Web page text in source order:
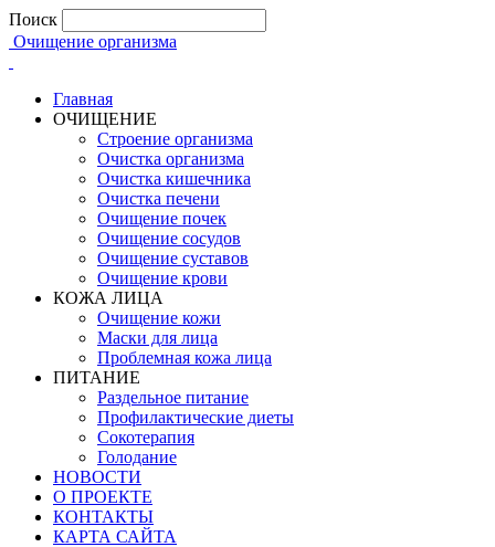
Поиск
Очищение организма
Главная
ОЧИЩЕНИЕ
Строение организма
Очистка организма
Очистка кишечника
Очистка печени
Очищение почек
Очищение сосудов
Очищение суставов
Очищение крови
КОЖА ЛИЦА
Очищение кожи
Маски для лица
Проблемная кожа лица
ПИТАНИЕ
Раздельное питание
Профилактические диеты
Сокотерапия
Голодание
НОВОСТИ
О ПРОЕКТЕ
КОНТАКТЫ
КАРТА САЙТА